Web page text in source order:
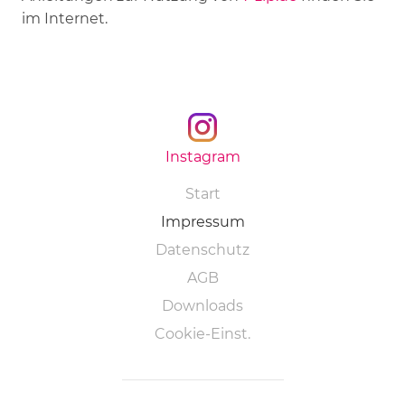
im Internet.
Instagram
Navigation
Start
Impressum
Datenschutz
AGB
Downloads
Cookie-Einst.